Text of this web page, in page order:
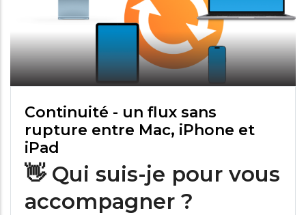
Continuité - un flux sans
rupture entre Mac, iPhone et
iPad
👋 Qui suis-je pour vous
accompagner ?